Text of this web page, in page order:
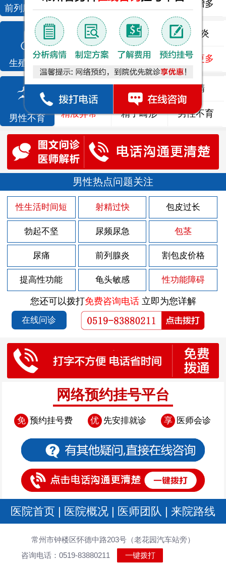
前列腺疾病 前列腺增生 排尿不畅 夜尿增多
生殖感染
龟头炎 睾丸炎 尿道炎
尿相关 泌尿感染 了解更多
男性不育
死精 少精 弱精
精液异常 精子畸形 男性不育
男性热点问题关注
性生活时间短 射精过快 包皮过长
勃起不坚 尿频尿急 包茎
尿痛 前列腺炎 割包皮价格
提高性功能 龟头敏感 性功能障碍
您还可以拨打免费咨询电话立即为您详解
在线问诊
网络预约挂号平台
免 预约挂号费 优 先安排就诊 享 医师会诊
医院首页 | 医院概况 | 医师团队 | 来院路线
常州市钟楼区怀德中路203号（老花园汽车站旁）
咨询电话：0519-83880211
一键拨打